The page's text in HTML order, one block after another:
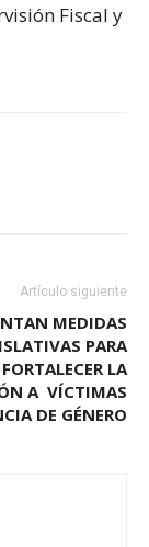
Fiscal y
Artículo siguiente
MEDIDAS
PARA
FORTALECER LA
A VÍCTIMAS
DE GÉNERO